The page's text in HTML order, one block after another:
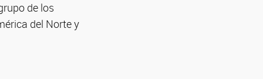
de los
del Norte y